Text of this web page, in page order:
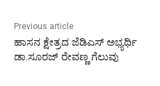
Previous article
ಹಾಸನ ಕ್ಷೇತ್ರದ ಜೆಡಿಎಸ್ ಅಭ್ಯರ್ಥಿ
ಡಾ.ಸೂರಜ್ ರೇವಣ್ಣ ಗೆಲುವು